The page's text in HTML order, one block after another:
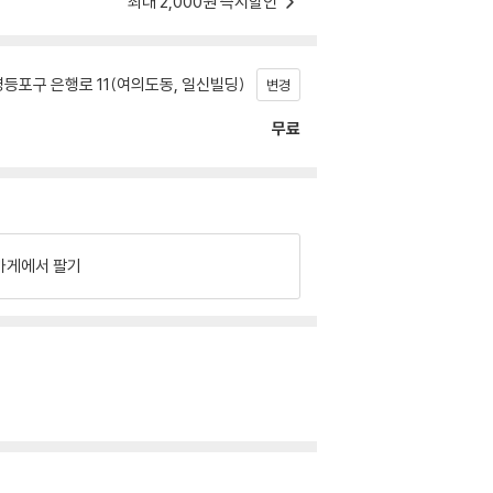
포구 은행로 11(여의도동, 일신빌딩) 변경
무료
게에서 팔기